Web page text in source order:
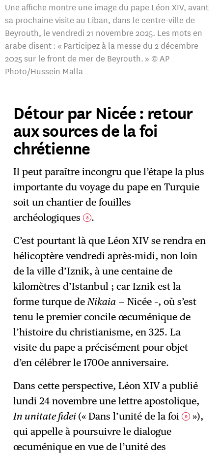
Une affiche montre une image du pape Léon XIV, avant
sa prochaine visite au Liban, dans le centre-ville de
Beyrouth, le vendredi 21 novembre 2025. Les mots en
arabe disent : « Participez à la messe du 2 décembre
2025 sur le front de mer de Beyrouth. » © AP
Photo/Hussein Malla
Détour par Nicée : retour
aux sources de la foi
chrétienne
Il peut paraître incongru que l’étape la plus
importante du voyage du pape en Turquie
soit un chantier de fouilles
archéologiques 8 .
C’est pourtant là que Léon XIV se rendra en
hélicoptère vendredi après-midi, non loin
de la ville d’Iznik, à une centaine de
kilomètres d’Istanbul ; car Iznik est la
forme turque de Nikaia — Nicée –, où s’est
tenu le premier concile œcuménique de
l’histoire du christianisme, en 325. La
visite du pape a précisément pour objet
d’en célébrer le 1700e anniversaire.
Dans cette perspective, Léon XIV a publié
lundi 24 novembre une lettre apostolique,
In unitate fidei (« Dans l’unité de la foi 9
»),
qui appelle à poursuivre le dialogue
œcuménique en vue de l’unité des